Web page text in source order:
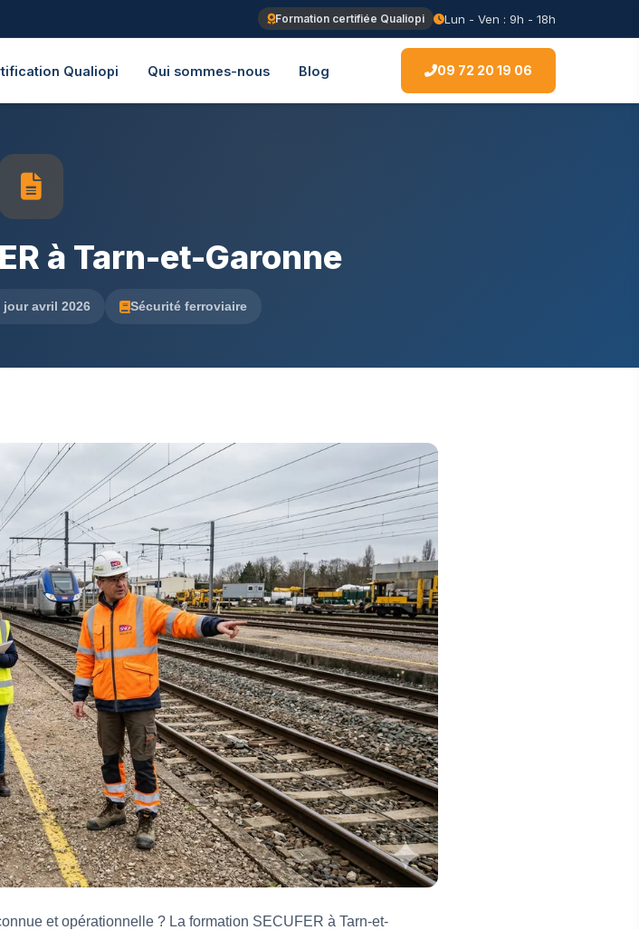
Formation certifiée Qualiopi Lun - Ven : 9h - 18h
Qualiopi Qui sommes-nous Blog 09 72 20 19 06
à Tarn-et-Garonne
jour avril 2026 Sécurité ferroviaire
et opérationnelle ? La formation SECUFER à Tarn-et-